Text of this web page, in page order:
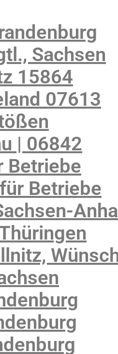
Sachsen
15864
07613
| 06842
Betriebe
Betriebe